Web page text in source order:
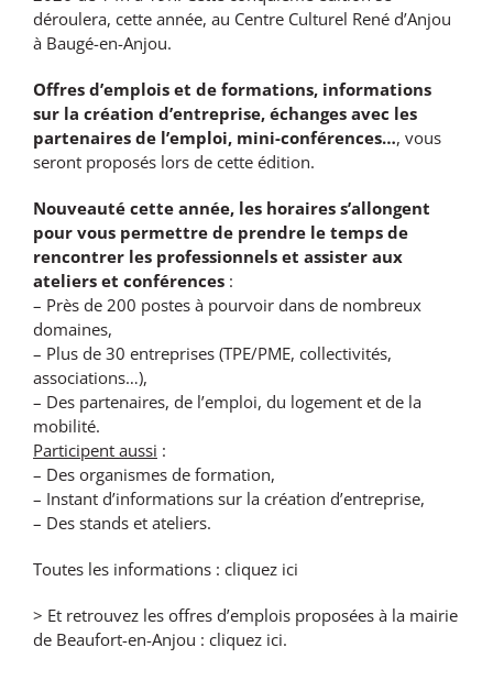
déroulera, cette année, au Centre Culturel René d’Anjou
à Baugé-en-Anjou.
Offres d’emplois et de formations, informations
sur la création d’entreprise, échanges avec les
partenaires de l’emploi, mini-conférences…, vous
seront proposés lors de cette édition.
Nouveauté cette année, les horaires s’allongent
pour vous permettre de prendre le temps de
rencontrer les professionnels et assister aux
ateliers et conférences :
– Près de 200 postes à pourvoir dans de nombreux
domaines,
– Plus de 30 entreprises (TPE/PME, collectivités,
associations…),
– Des partenaires, de l’emploi, du logement et de la
mobilité.
Participent aussi :
– Des organismes de formation,
– Instant d’informations sur la création d’entreprise,
– Des stands et ateliers.
Toutes les informations : cliquez ici
> Et retrouvez les offres d’emplois proposées à la mairie
de Beaufort-en-Anjou : cliquez ici.